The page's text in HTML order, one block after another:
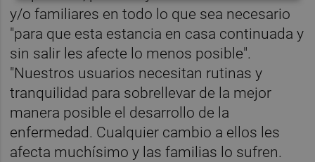
y/o familiares en todo lo que sea necesario
"para que esta estancia en casa continuada y
sin salir les afecte lo menos posible".
"Nuestros usuarios necesitan rutinas y
tranquilidad para sobrellevar de la mejor
manera posible el desarrollo de la
enfermedad. Cualquier cambio a ellos les
afecta muchísimo y las familias lo sufren.